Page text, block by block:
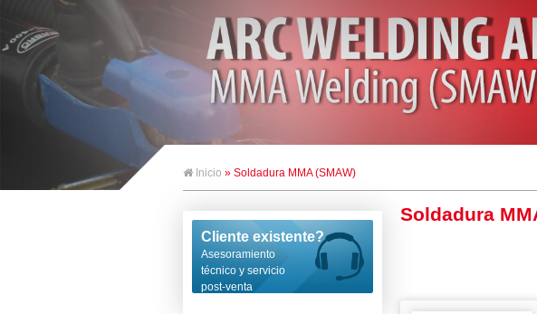
Inicio » Soldadura MMA (SMAW)
Cliente existente?
Asesoramiento
técnico y servicio
post-venta
Soldadura